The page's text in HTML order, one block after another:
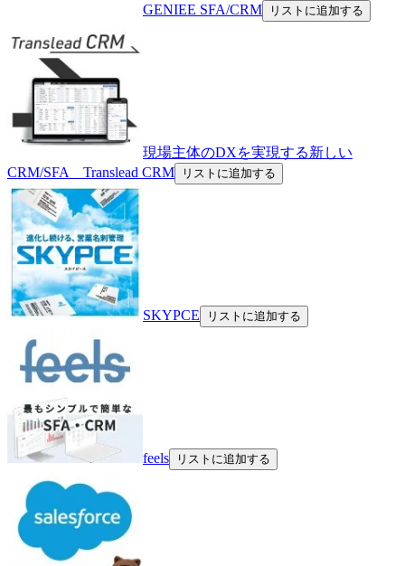
GENIEE SFA/CRM リストに追加する
現場主体のDXを実現する新しい
CRM/SFA Translead CRM
リストに追加する
SKYPCE リストに追加する
feels リストに追加する